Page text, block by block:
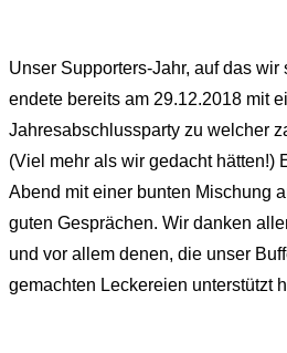
Unser Supporters-Jahr, auf das wir
endete bereits am 29.12.2018 mit
Jahresabschlussparty zu welcher
(Viel mehr als wir gedacht hätten!)
Abend mit einer bunten Mischung
guten Gesprächen. Wir danken
und vor allem denen, die unser
gemachten Leckereien unterstützt